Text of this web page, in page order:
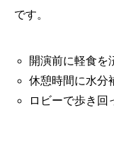
です。
開演前に軽食を
休憩時間に水分
ロビーで歩き回